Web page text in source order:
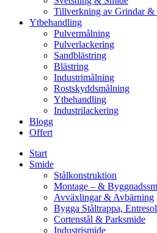
Tillverkning av Grindar &
Ytbehandling
Pulvermålning
Pulverlackering
Sandblästring
Blästring
Industrimålning
Rostskyddsmålning
Ytbehandling
Industrilackering
Blogg
Offert
Start
Smide
Stålkonstruktion
Montage – &
Avväxlingar & Avbärning
Bygga Ståltrappa,
Cortenstål & Parksmide
Industrismide